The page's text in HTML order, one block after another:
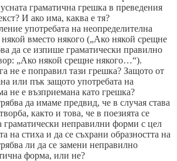
граматична грешка в преведения
И ако има, каква е тя?
употребата на неопределителна
вместо някого („Ако някой срещне
да се изпише граматически правилно
„Ако някой срещне някого…“).
не е поправил тази грешка? Защото от
или пък защото употребата на
не е възприемана като грешка?
да имаме предвид, че в случая става
както и това, че в поезията се
граматически неправилни форми с цел
на стиха и да се съхрани образността на
ли да се замени неправилно
форма, или не?